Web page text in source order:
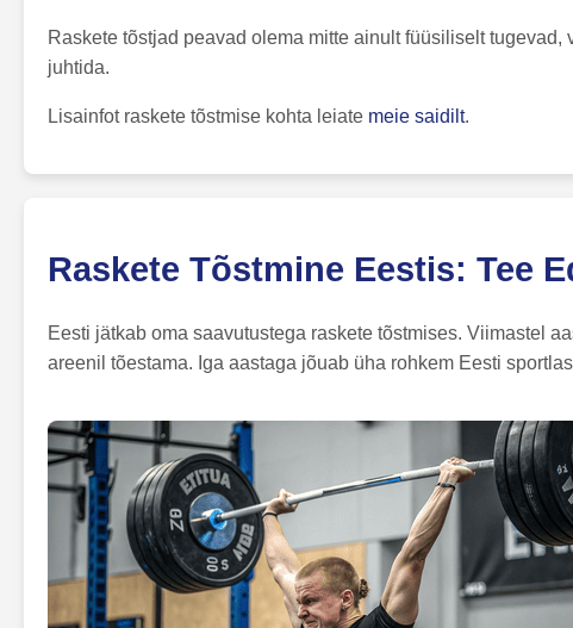
Raskete tõstjad peavad olema mitte ainult füüsiliselt
juhtida.
Lisainfot raskete tõstmise kohta leiate meie saidilt.
Raskete Tõstmine Eestis: Tee
Eesti jätkab oma saavutustega raskete tõstmises. Viimastel
areenil tõestama. Iga aastaga jõuab üha rohkem Eesti